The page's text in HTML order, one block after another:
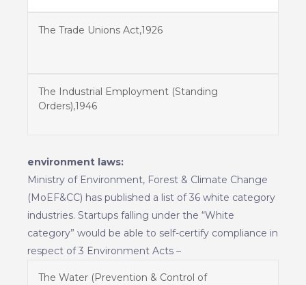
The Trade Unions Act,1926
The Industrial Employment (Standing
Orders),1946
environment laws:
Ministry of Environment, Forest & Climate Change
(MoEF&CC) has published a list of 36 white category
industries. Startups falling under the “White
category” would be able to self-certify compliance in
respect of 3 Environment Acts –
The Water (Prevention & Control of